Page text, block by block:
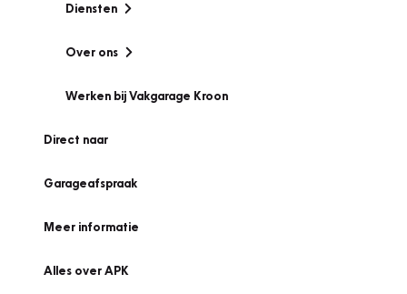
Diensten
Over ons
Werken bij Vakgarage Kroon
Direct naar
Garageafspraak
Meer informatie
Alles over APK